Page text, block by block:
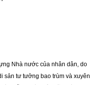
Nhà nước của nhân dân, do
sản tư tưởng bao trùm và xuyên